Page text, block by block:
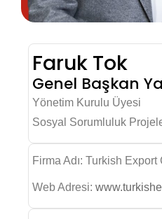
Faruk Tok
Genel Başkan
Yönetim Kurulu Üyesi
Sosyal Sorumluluk
Firma Adı: Turkish Export
Web Adresi: